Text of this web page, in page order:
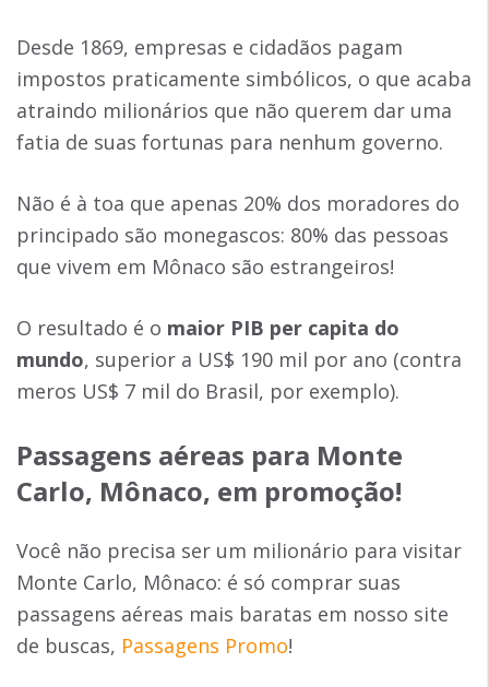
Desde 1869, empresas e cidadãos pagam
impostos praticamente simbólicos, o que acaba
atraindo milionários que não querem dar uma
fatia de suas fortunas para nenhum governo.
Não é à toa que apenas 20% dos moradores do
principado são monegascos: 80% das pessoas
que vivem em Mônaco são estrangeiros!
O resultado é o maior PIB per capita do
mundo, superior a US$ 190 mil por ano (contra
meros US$ 7 mil do Brasil, por exemplo).
Passagens aéreas para Monte
Carlo, Mônaco, em promoção!
Você não precisa ser um milionário para visitar
Monte Carlo, Mônaco: é só comprar suas
passagens aéreas mais baratas em nosso site
de buscas, Passagens Promo!